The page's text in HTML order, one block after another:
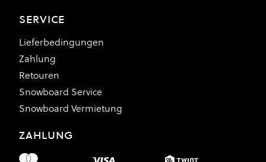
SERVICE
Lieferbedingungen
Zahlung
Retouren
Snowboard Service
Snowboard Vermietung
ZAHLUNG